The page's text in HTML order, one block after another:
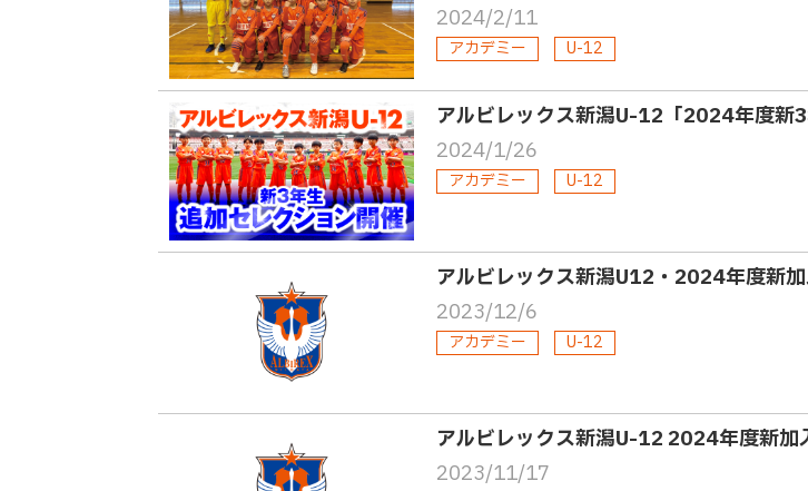
2024/2/11
アカデミー U-12
アルビレックス新潟U-12「2024年度新
2024/1/26
アカデミー U-12
アルビレックス新潟U12・2024年度新
2023/12/6
アカデミー U-12
アルビレックス新潟U-12 2024年度新
2023/11/17